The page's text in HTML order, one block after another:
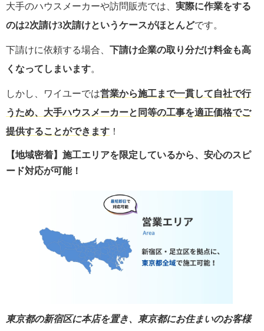
大手のハウスメーカーや訪問販売では、 実際に作業をする
のは2次請け3次請けというケースがほとんどです。
下請けに依頼する場合、 下請け企業の取り分だけ料金も高
くなってしまいます。
しかし、ワイユーでは営業から施工まで一貫して自社で行
うため、大手ハウスメーカーと同等の工事を適正価格でご
提供することができます ！
【地域密着】施工エリアを限定しているから、安心のスピ
ード対応が可能！
東京都の新宿区に本店を置き、東京都にお住まいのお客様